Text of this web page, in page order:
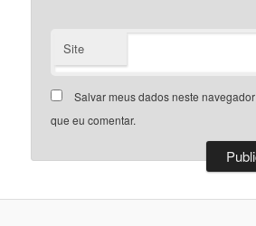
Site
Salvar meus dados neste
que eu comentar.